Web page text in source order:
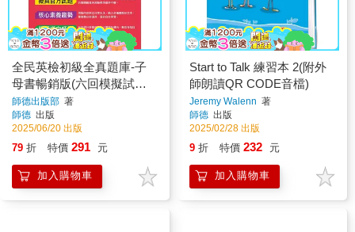
全民英檢初級全真題庫-子
母書暢銷版(六回模擬試題1
本＋試題解析1本＋QR
CODE音檔隨掃即聽)
師德出版部 著
師德 出版
2025/06/20 出版
79 折 特價 291 元
加入購物車
Start to Talk 練習本 2(附外
師朗讀QR CODE音檔)
Jeremy Walenn 著
師德 出版
2025/02/28 出版
9 折 特價 232 元
加入購物車